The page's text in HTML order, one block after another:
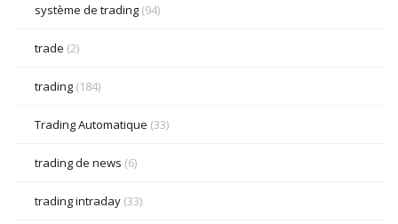
système de trading (94)
trade (2)
trading (184)
Trading Automatique (33)
trading de news (6)
trading intraday (33)